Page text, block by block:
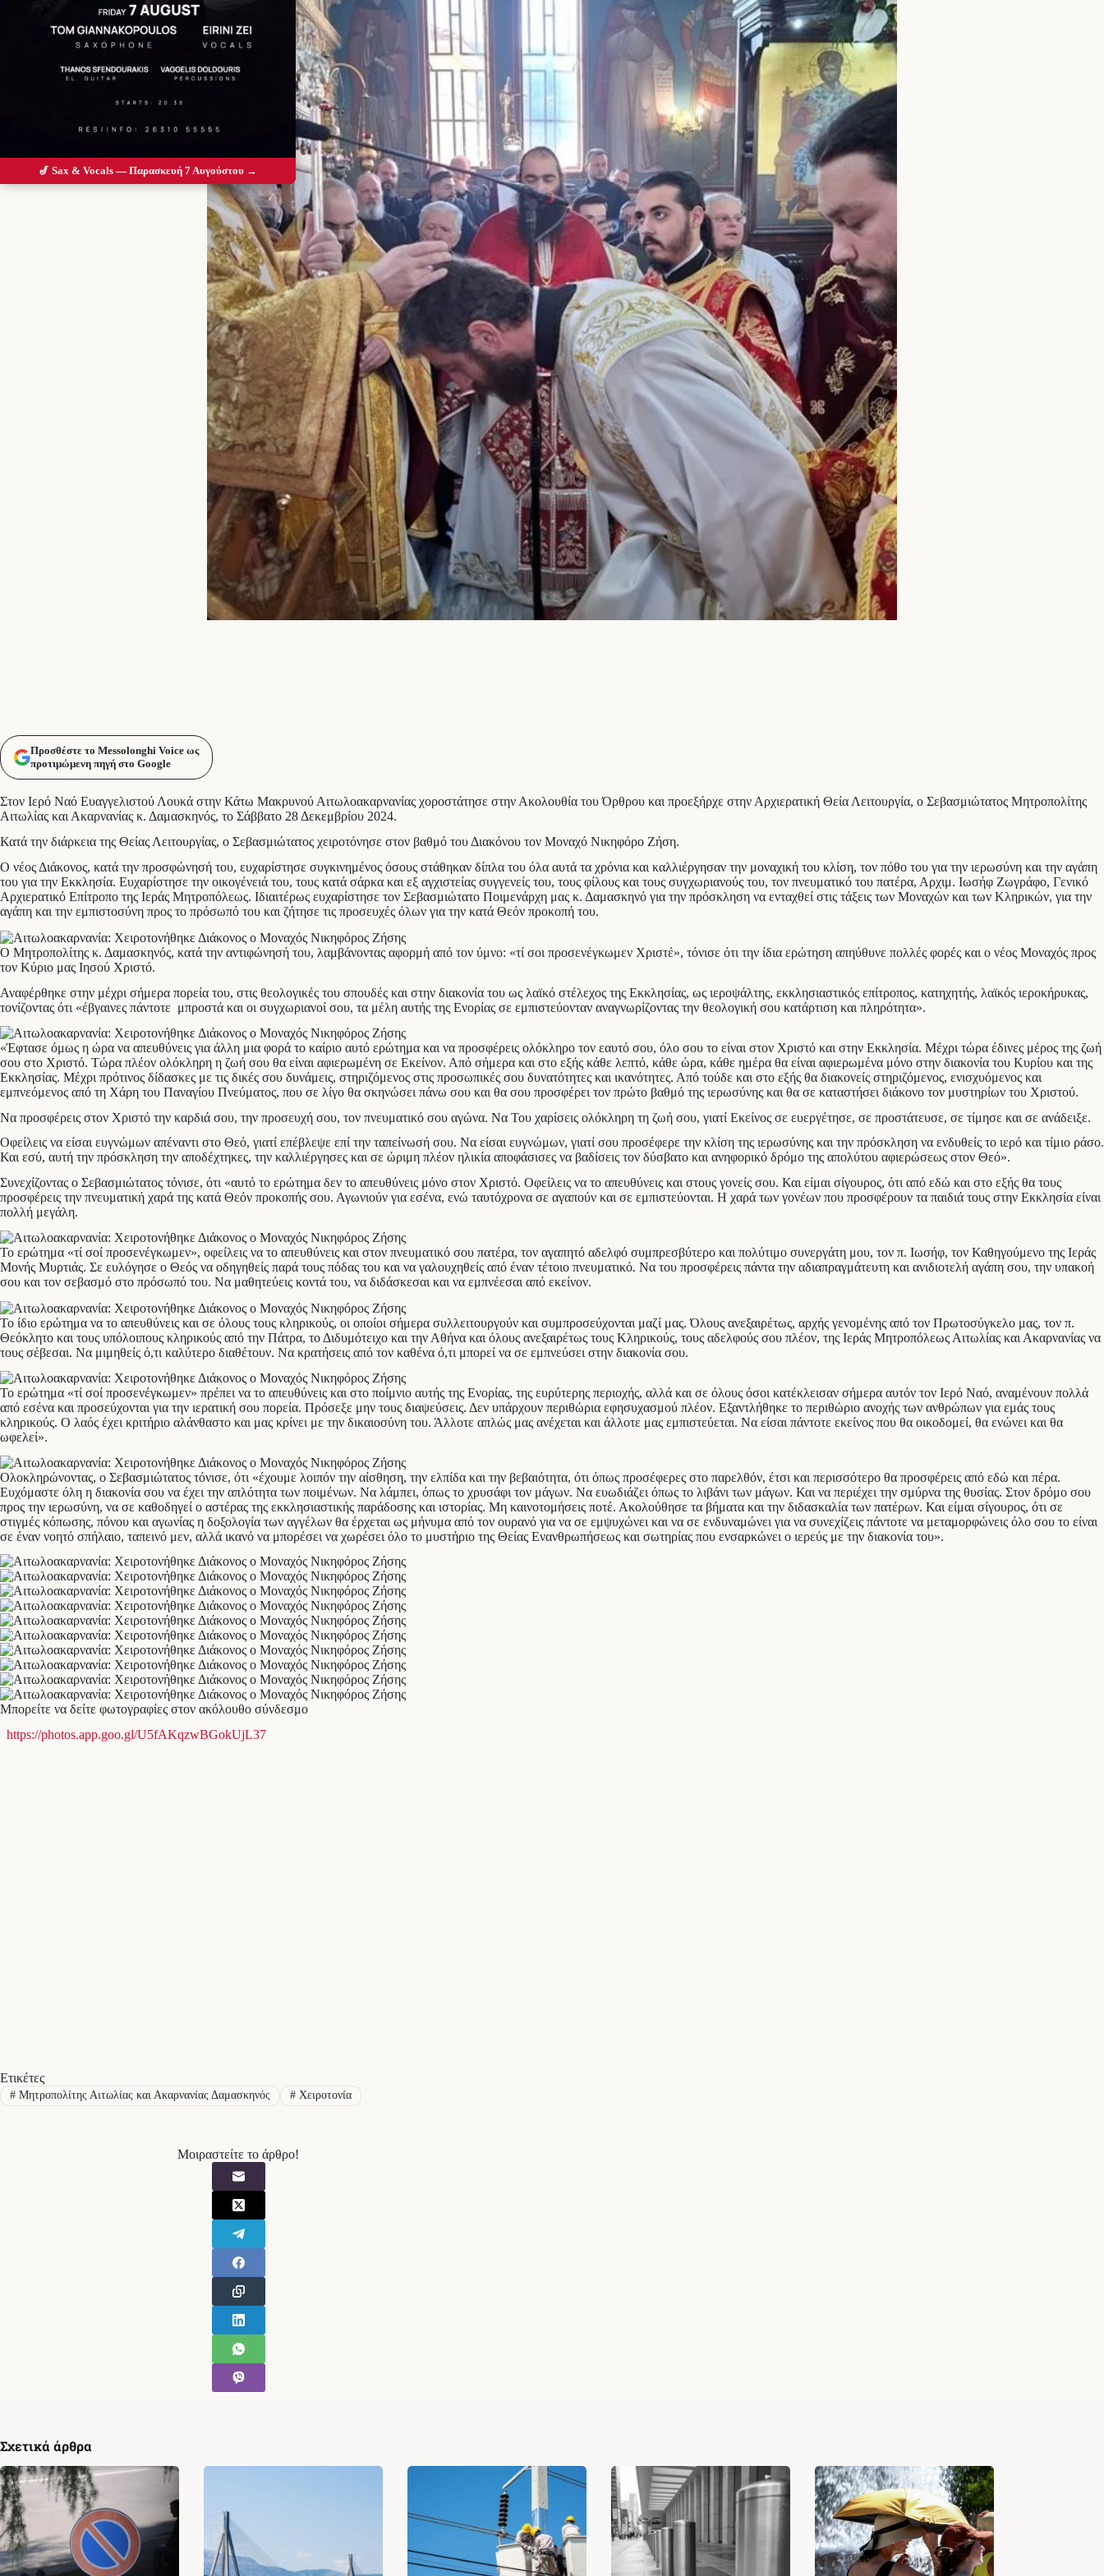
Προσθέστε το Messolonghi Voice ως
προτιμώμενη πηγή στο Google
Στον Ιερό Ναό Ευαγγελιστού Λουκά στην Κάτω Μακρυνού Αιτωλοακαρνανίας χοροστάτησε στην Ακολουθία του Όρθρου και προεξήρχε στην Αρχιερατική Θεία Λειτουργία, ο Σεβασμιώτατος Μητροπολίτης
Αιτωλίας και Ακαρνανίας κ. Δαμασκηνός, το Σάββατο 28 Δεκεμβρίου 2024.
Κατά την διάρκεια της Θείας Λειτουργίας, ο Σεβασμιώτατος χειροτόνησε στον βαθμό του Διακόνου τον Μοναχό Νικηφόρο Ζήση.
Ο νέος Διάκονος, κατά την προσφώνησή του, ευχαρίστησε συγκινημένος όσους στάθηκαν δίπλα του όλα αυτά τα χρόνια και καλλιέργησαν την μοναχική του κλίση, τον πόθο του για την ιερωσύνη και την αγάπη
του για την Εκκλησία. Ευχαρίστησε την οικογένειά του, τους κατά σάρκα και εξ αγχιστείας συγγενείς του, τους φίλους και τους συγχωριανούς του, τον πνευματικό του πατέρα, Αρχιμ. Ιωσήφ Ζωγράφο, Γενικό
Αρχιερατικό Επίτροπο της Ιεράς Μητροπόλεως. Ιδιαιτέρως ευχαρίστησε τον Σεβασμιώτατο Ποιμενάρχη μας κ. Δαμασκηνό για την πρόσκληση να ενταχθεί στις τάξεις των Μοναχών και των Κληρικών, για την
αγάπη και την εμπιστοσύνη προς το πρόσωπό του και ζήτησε τις προσευχές όλων για την κατά Θεόν προκοπή του.
Ο Μητροπολίτης κ. Δαμασκηνός, κατά την αντιφώνησή του, λαμβάνοντας αφορμή από τον ύμνο: «τί σοι προσενέγκωμεν Χριστέ», τόνισε ότι την ίδια ερώτηση απηύθυνε πολλές φορές και ο νέος Μοναχός προς
τον Κύριο μας Ιησού Χριστό.
Αναφέρθηκε στην μέχρι σήμερα πορεία του, στις θεολογικές του σπουδές και στην διακονία του ως λαϊκό στέλεχος της Εκκλησίας, ως ιεροψάλτης, εκκλησιαστικός επίτροπος, κατηχητής, λαϊκός ιεροκήρυκας,
τονίζοντας ότι «έβγαινες πάντοτε μπροστά και οι συγχωριανοί σου, τα μέλη αυτής της Ενορίας σε εμπιστεύονταν αναγνωρίζοντας την θεολογική σου κατάρτιση και πληρότητα».
«Έφτασε όμως η ώρα να απευθύνεις για άλλη μια φορά το καίριο αυτό ερώτημα και να προσφέρεις ολόκληρο τον εαυτό σου, όλο σου το είναι στον Χριστό και στην Εκκλησία. Μέχρι τώρα έδινες μέρος της ζωή
σου στο Χριστό. Τώρα πλέον ολόκληρη η ζωή σου θα είναι αφιερωμένη σε Εκείνον. Από σήμερα και στο εξής κάθε λεπτό, κάθε ώρα, κάθε ημέρα θα είναι αφιερωμένα μόνο στην διακονία του Κυρίου και της
Εκκλησίας. Μέχρι πρότινος δίδασκες με τις δικές σου δυνάμεις, στηριζόμενος στις προσωπικές σου δυνατότητες και ικανότητες. Από τούδε και στο εξής θα διακονείς στηριζόμενος, ενισχυόμενος και
εμπνεόμενος από τη Χάρη του Παναγίου Πνεύματος, που σε λίγο θα σκηνώσει πάνω σου και θα σου προσφέρει τον πρώτο βαθμό της ιερωσύνης και θα σε καταστήσει διάκονο τον μυστηρίων του Χριστού.
Να προσφέρεις στον Χριστό την καρδιά σου, την προσευχή σου, τον πνευματικό σου αγώνα. Να Του χαρίσεις ολόκληρη τη ζωή σου, γιατί Εκείνος σε ευεργέτησε, σε προστάτευσε, σε τίμησε και σε ανάδειξε.
Οφείλεις να είσαι ευγνώμων απέναντι στο Θεό, γιατί επέβλεψε επί την ταπείνωσή σου. Να είσαι ευγνώμων, γιατί σου προσέφερε την κλίση της ιερωσύνης και την πρόσκληση να ενδυθείς το ιερό και τίμιο ράσο.
Και εσύ, αυτή την πρόσκληση την αποδέχτηκες, την καλλιέργησες και σε ώριμη πλέον ηλικία αποφάσισες να βαδίσεις τον δύσβατο και ανηφορικό δρόμο της απολύτου αφιερώσεως στον Θεό».
Συνεχίζοντας ο Σεβασμιώτατος τόνισε, ότι «αυτό το ερώτημα δεν το απευθύνεις μόνο στον Χριστό. Οφείλεις να το απευθύνεις και στους γονείς σου. Και είμαι σίγουρος, ότι από εδώ και στο εξής θα τους
προσφέρεις την πνευματική χαρά της κατά Θεόν προκοπής σου. Αγωνιούν για εσένα, ενώ ταυτόχρονα σε αγαπούν και σε εμπιστεύονται. Η χαρά των γονέων που προσφέρουν τα παιδιά τους στην Εκκλησία είναι
πολλή μεγάλη.
Το ερώτημα «τί σοί προσενέγκωμεν», οφείλεις να το απευθύνεις και στον πνευματικό σου πατέρα, τον αγαπητό αδελφό συμπρεσβύτερο και πολύτιμο συνεργάτη μου, τον π. Ιωσήφ, τον Καθηγούμενο της Ιεράς
Μονής Μυρτιάς. Σε ευλόγησε ο Θεός να οδηγηθείς παρά τους πόδας του και να γαλουχηθείς από έναν τέτοιο πνευματικό. Να του προσφέρεις πάντα την αδιαπραγμάτευτη και ανιδιοτελή αγάπη σου, την υπακοή
σου και τον σεβασμό στο πρόσωπό του. Να μαθητεύεις κοντά του, να διδάσκεσαι και να εμπνέεσαι από εκείνον.
Το ίδιο ερώτημα να το απευθύνεις και σε όλους τους κληρικούς, οι οποίοι σήμερα συλλειτουργούν και συμπροσεύχονται μαζί μας. Όλους ανεξαιρέτως, αρχής γενομένης από τον Πρωτοσύγκελο μας, τον π.
Θεόκλητο και τους υπόλοιπους κληρικούς από την Πάτρα, το Διδυμότειχο και την Αθήνα και όλους ανεξαιρέτως τους Κληρικούς, τους αδελφούς σου πλέον, της Ιεράς Μητροπόλεως Αιτωλίας και Ακαρνανίας να
τους σέβεσαι. Να μιμηθείς ό,τι καλύτερο διαθέτουν. Να κρατήσεις από τον καθένα ό,τι μπορεί να σε εμπνεύσει στην διακονία σου.
Το ερώτημα «τί σοί προσενέγκωμεν» πρέπει να το απευθύνεις και στο ποίμνιο αυτής της Ενορίας, της ευρύτερης περιοχής, αλλά και σε όλους όσοι κατέκλεισαν σήμερα αυτόν τον Ιερό Ναό, αναμένουν πολλά
από εσένα και προσεύχονται για την ιερατική σου πορεία. Πρόσεξε μην τους διαψεύσεις. Δεν υπάρχουν περιθώρια εφησυχασμού πλέον. Εξαντλήθηκε το περιθώριο ανοχής των ανθρώπων για εμάς τους
κληρικούς. Ο λαός έχει κριτήριο αλάνθαστο και μας κρίνει με την δικαιοσύνη του. Άλλοτε απλώς μας ανέχεται και άλλοτε μας εμπιστεύεται. Να είσαι πάντοτε εκείνος που θα οικοδομεί, θα ενώνει και θα
ωφελεί».
Ολοκληρώνοντας, ο Σεβασμιώτατος τόνισε, ότι «έχουμε λοιπόν την αίσθηση, την ελπίδα και την βεβαιότητα, ότι όπως προσέφερες στο παρελθόν, έτσι και περισσότερο θα προσφέρεις από εδώ και πέρα.
Ευχόμαστε όλη η διακονία σου να έχει την απλότητα των ποιμένων. Να λάμπει, όπως το χρυσάφι τον μάγων. Να ευωδιάζει όπως το λιβάνι των μάγων. Και να περιέχει την σμύρνα της θυσίας. Στον δρόμο σου
προς την ιερωσύνη, να σε καθοδηγεί ο αστέρας της εκκλησιαστικής παράδοσης και ιστορίας. Μη καινοτομήσεις ποτέ. Ακολούθησε τα βήματα και την διδασκαλία των πατέρων. Και είμαι σίγουρος, ότι σε
στιγμές κόπωσης, πόνου και αγωνίας η δοξολογία των αγγέλων θα έρχεται ως μήνυμα από τον ουρανό για να σε εμψυχώνει και να σε ενδυναμώνει για να συνεχίζεις πάντοτε να μεταμορφώνεις όλο σου το είναι
σε έναν νοητό σπήλαιο, ταπεινό μεν, αλλά ικανό να μπορέσει να χωρέσει όλο το μυστήριο της Θείας Ενανθρωπήσεως και σωτηρίας που ενσαρκώνει ο ιερεύς με την διακονία του».
Μπορείτε να δείτε φωτογραφίες στον ακόλουθο σύνδεσμο
https://photos.app.goo.gl/U5fAKqzwBGokUjL37
Ετικέτες
#Μητροπολίτης Αιτωλίας και Ακαρνανίας Δαμασκηνός #Χειροτονία
Μοιραστείτε το άρθρο!
Σχετικά άρθρα
🎷 Sax & Vocals — Παρασκευή 7 Αυγούστου →